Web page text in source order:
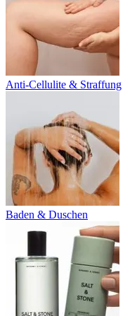
Anti-Cellulite & Straffung
Baden & Duschen